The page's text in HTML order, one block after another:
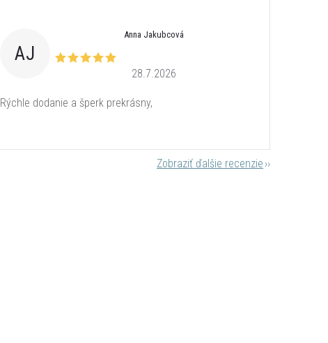
AJ
Anna Jakubcová
28.7.2026
Rýchle dodanie a šperk prekrásny,
Zobraziť ďalšie recenzie